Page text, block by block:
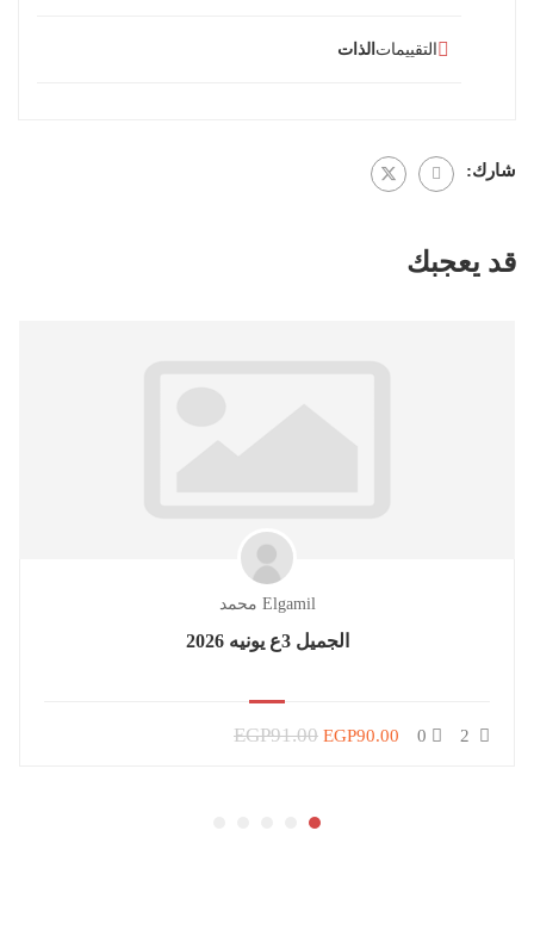
التقييمات الذات
شارك:
قد يعجبك
Elgamil محمد
الجميل 3ع يونيه 2026
2
0
EGP91.00 EGP90.00